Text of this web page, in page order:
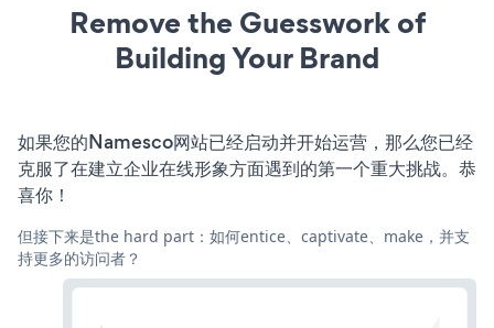
Remove the Guesswork of
Building Your Brand
如果您的Namesco网站已经启动并开始运营，那么您已经
克服了在建立企业在线形象方面遇到的第一个重大挑战。恭
喜你！
但接下来是the hard part：如何entice、captivate、make，并支
持更多的访问者？